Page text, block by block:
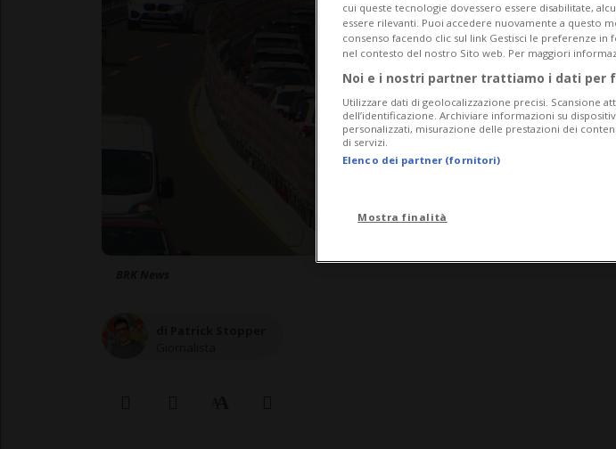
cui queste tecnologie dovessero essere disabilitate,
essere rilevanti. Puoi accedere nuovamente a questo
consenso facendo clic sul link Gestisci le preferenze in
nel contesto del nostro Sito web. Per maggiori
Noi e i nostri partner trattiamo i dati per
Utilizzare dati di geolocalizzazione precisi. Scansione
dell’identificazione. Archiviare informazioni su
personalizzati, misurazione delle prestazioni dei
di servizi.
Elenco dei partner (fornitori)
Mostra finalità